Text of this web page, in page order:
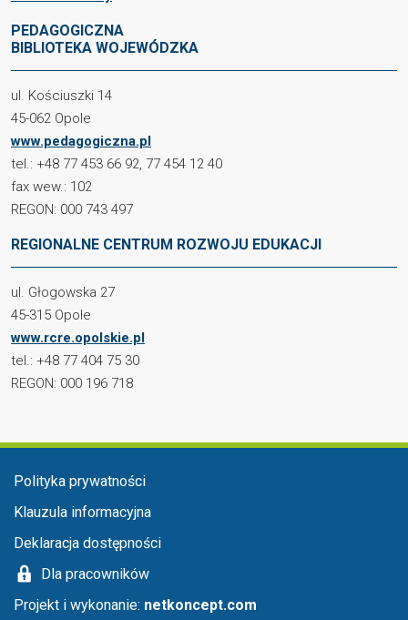
PEDAGOGICZNA
BIBLIOTEKA WOJEWÓDZKA
ul. Kościuszki 14
45-062 Opole
www.pedagogiczna.pl
tel.: +48 77 453 66 92, 77 454 12 40
fax wew.: 102
REGON: 000 743 497
REGIONALNE CENTRUM ROZWOJU EDUKACJI
ul. Głogowska 27
45-315 Opole
www.rcre.opolskie.pl
tel.: +48 77 404 75 30
REGON: 000 196 718
Menu stopka
Polityka prywatności
Klauzula informacyjna
Deklaracja dostępności
Dla pracowników
Projekt i wykonanie: netkoncept.com